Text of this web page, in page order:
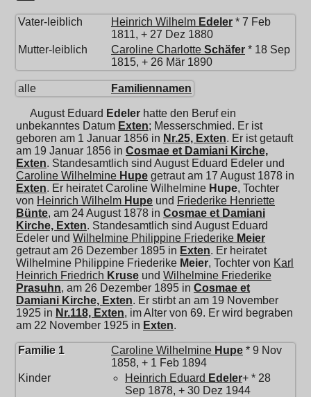
Vater-leiblich Heinrich Wilhelm Edeler * 7 Feb
1811, + 27 Dez 1880
Mutter-leiblich
Caroline Charlotte Schäfer * 18 Sep
1815, + 26 Mär 1890
alle Familiennamen
August Eduard Edeler hatte den Beruf ein
unbekanntes Datum Exten; Messerschmied. Er ist
geboren am 1 Januar 1856 in Nr.25, Exten. Er ist getauft
am 19 Januar 1856 in Cosmae et Damiani Kirche,
Exten. Standesamtlich sind August Eduard Edeler und
Caroline Wilhelmine Hupe getraut am 17 August 1878 in
Exten. Er heiratetCaroline Wilhelmine Hupe, Tochter
von Heinrich Wilhelm Hupe und Friederike Henriette
Bünte, am 24 August 1878 in Cosmae et Damiani
Kirche, Exten. Standesamtlich sind August Eduard
Edeler und Wilhelmine Philippine Friederike Meier
getraut am 26 Dezember 1895 in Exten. Er heiratet
Wilhelmine Philippine Friederike Meier, Tochter von Karl
Heinrich Friedrich Kruse und Wilhelmine Friederike
Prasuhn, am 26 Dezember 1895 in Cosmae et
Damiani Kirche, Exten. Er stirbt an am 19 November
1925 in Nr.118, Exten, im Alter von 69. Er wird begraben
am 22 November 1925 in Exten.
Familie 1 Caroline Wilhelmine Hupe * 9 Nov
1858, + 1 Feb 1894
Kinder
Heinrich Eduard Edeler+ * 28
Sep 1878, + 30 Dez 1944